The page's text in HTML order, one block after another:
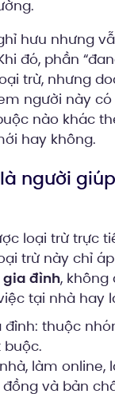
hưu nhưng
đó, phần
trừ, nhưng
người này
nào khác
hay không.
người
loại trừ trực
trừ này chỉ
gia đình, không
tại nhà hay
đình: thuộc
buộc.
làm online,
và bản